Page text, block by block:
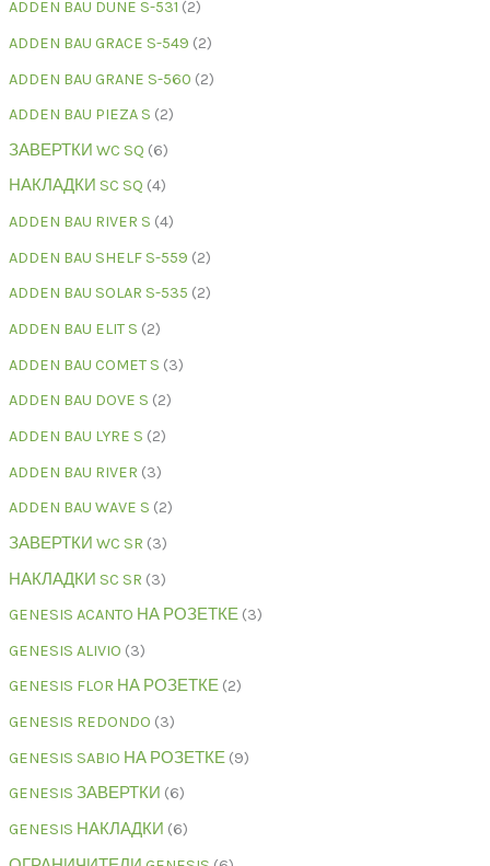
ADDEN BAU DUNE S-531 2
ADDEN BAU GRACE S-549 2
ADDEN BAU GRANE S-560 2
ADDEN BAU PIEZA S 2
ЗАВЕРТКИ WC SQ 6
НАКЛАДКИ SC SQ 4
ADDEN BAU RIVER S 4
ADDEN BAU SHELF S-559 2
ADDEN BAU SOLAR S-535 2
ADDEN BAU ELIT S 2
ADDEN BAU COMET S 3
ADDEN BAU DOVE S 2
ADDEN BAU LYRE S 2
ADDEN BAU RIVER 3
ADDEN BAU WAVE S 2
ЗАВЕРТКИ WC SR 3
НАКЛАДКИ SC SR 3
GENESIS ACANTO НА РОЗЕТКЕ 3
GENESIS ALIVIO 3
GENESIS FLOR НА РОЗЕТКЕ 2
GENESIS REDONDO 3
GENESIS SABIO НА РОЗЕТКЕ 9
GENESIS ЗАВЕРТКИ 6
GENESIS НАКЛАДКИ 6